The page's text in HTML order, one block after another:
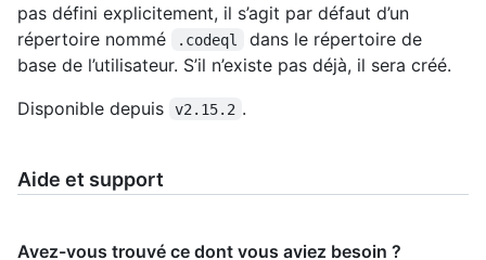
pas défini explicitement, il s’agit par défaut d’un
répertoire nommé
.codeql
dans le répertoire de
base de l’utilisateur. S’il n’existe pas déjà, il sera créé.
Disponible depuis
v2.15.2 .
Aide et support
Avez-vous trouvé ce dont vous aviez besoin ?